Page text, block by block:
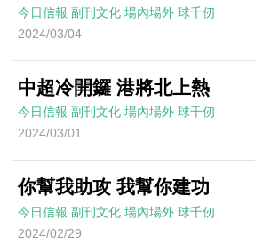
今日信報 副刊文化 場內場外 球千仞
2024/03/04
中超冷開鑼 港將北上熱
今日信報 副刊文化 場內場外 球千仞
2024/03/01
你幫我助攻 我幫你建功
今日信報 副刊文化 場內場外 球千仞
2024/02/29